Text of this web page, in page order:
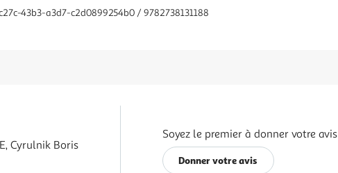
43b3-a3d7-c2d0899254b0 / 9782738131188
Cyrulnik Boris
Soyez le premier à donner votre avis
Donner votre avis